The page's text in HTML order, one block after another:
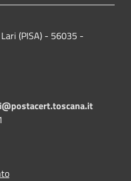
(PISA) - 56035 -